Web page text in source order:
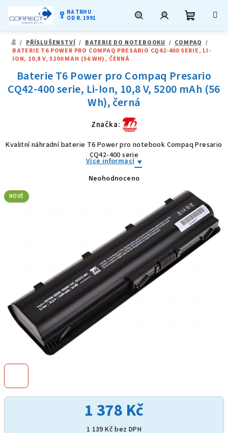
obsah
military_tech NA TRHU
OD R. 1991
DOMŮ
/ PŘÍSLUŠENSTVÍ / BATERIE DO NOTEBOOKU / COMPAQ /
BATERIE T6 POWER PRO COMPAQ PRESARIO CQ42-400 SERIE, LI-
ION, 10,8 V, 5200 MAH (56 WH), ČERNÁ
1 378 Kč
1 139 Kč bez DPH
Baterie T6 Power pro Compaq Presario
CQ42-400 serie, Li-Ion, 10,8 V, 5200 mAh (56
Wh), černá
Značka:
Kvalitní náhradní baterie T6 Power pro notebook Compaq Presario
CQ42-400 serie
Více informací
Průměrné
hvězdiček.
Neohodnoceno
NOVÉ